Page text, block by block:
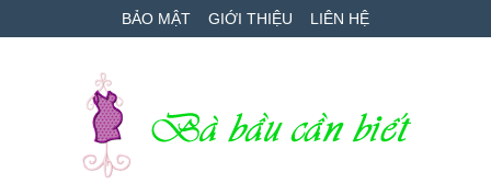
to
to
qua
BẢO MẬT GIỚI THIỆU LIÊN HỆ